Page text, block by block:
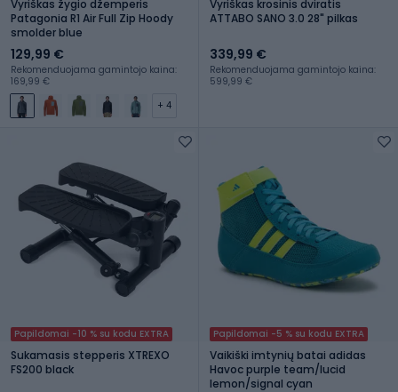
Vyriškas žygio džemperis
Patagonia R1 Air Full Zip Hoody
smolder blue
129,99 €
Rekomenduojama gamintojo kaina:
169,99 €
+ 4
Vyriškas krosinis dviratis
ATTABO SANO 3.0 28" pilkas
339,99 €
Rekomenduojama gamintojo kaina:
599,99 €
Papildomai -10 % su kodu EXTRA
Sukamasis stepperis XTREXO
FS200 black
Papildomai -5 % su kodu EXTRA
Vaikiški imtynių batai adidas
Havoc purple team/lucid
lemon/signal cyan